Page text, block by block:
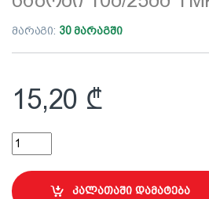
მარაგი: 30 მარაგში
15,20 ₾
საზომი 10მ/25მმ TMK19777 quantity
კალათაში დამატება